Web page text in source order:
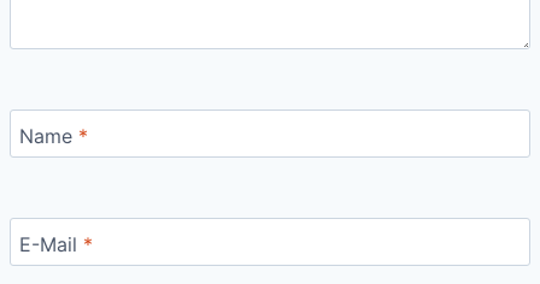
Name *
E-Mail *